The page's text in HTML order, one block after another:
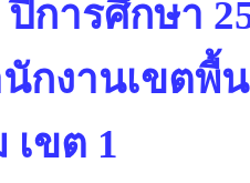
ปีการศึกษา
กงานเขตพื้
ขต 1